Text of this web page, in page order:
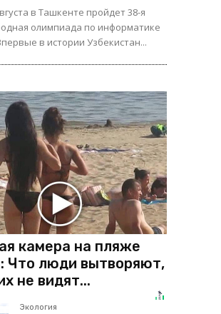
в Ташкенте пройдет 38-я
олимпиада по информатике
в истории Узбекистан...
камера на пляже
Что люди вытворяют,
не видят...
Экология